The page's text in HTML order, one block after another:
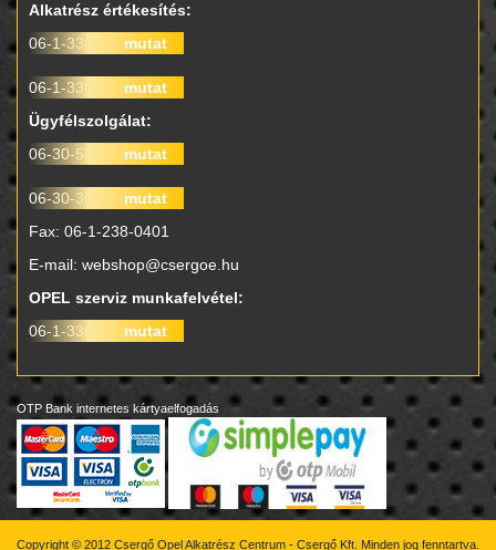
OTP Bank internetes kártyaelfogadás
Alkatrész értékesítés:
06-1-330-0000mutat
06-1-330-0010mutat
Ügyfélszolgálat:
06-30-557-9712mutat
06-30-302-5998mutat
Fax: 06-1-238-0401
E-mail: webshop@csergoe.hu
OPEL szerviz munkafelvétel:
06-1-336-8043mutat
Copyright © 2012 Csergő Opel Alkatrész Centrum - Csergő Kft. Minden jog fenntartva.